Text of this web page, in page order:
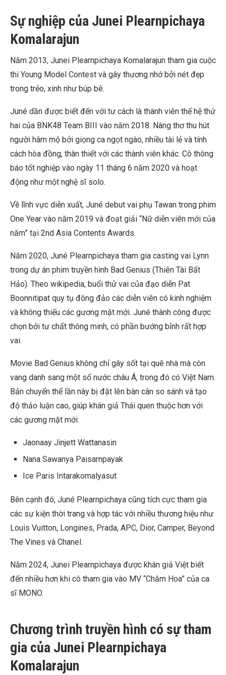
Sự nghiệp của Junei Plearnpichaya
Komalarajun
Năm 2013, Junei Plearnpichaya Komalarajun tham gia cuộc
thi Young Model Contest và gây thương nhớ bởi nét đẹp
trong trẻo, xinh như búp bê.
Juné dần được biết đến với tư cách là thành viên thế hệ thứ
hai của BNK48 Team BIII vào năm 2018. Nàng thơ thu hút
người hâm mộ bởi giọng ca ngọt ngào, nhiều tài lẻ và tính
cách hòa đồng, thân thiết với các thành viên khác. Cô thông
báo tốt nghiệp vào ngày 11 tháng 6 năm 2020 và hoạt
động như một nghệ sĩ solo.
Về lĩnh vực diễn xuất, Juné debut vai phụ Tawan trong phim
One Year vào năm 2019 và đoạt giải “Nữ diễn viên mới của
năm” tại 2nd Asia Contents Awards.
Năm 2020, Juné Plearnpichaya tham gia casting vai Lynn
trong dự án phim truyền hình Bad Genius (Thiên Tài Bất
Hảo). Theo wikipedia, buổi thử vai của đạo diễn Pat
Boonnitipat quy tụ đông đảo các diễn viên có kinh nghiệm
và không thiếu các gương mặt mới. Juné thành công được
chọn bởi tư chất thông minh, có phần bướng bỉnh rất hợp
vai.
Movie Bad Genius không chỉ gây sốt tại quê nhà mà còn
vang danh sang một số nước châu Á, trong đó có Việt Nam.
Bản chuyển thể lần này bị đặt lên bàn cân so sánh và tạo
độ thảo luận cao, giúp khán giả Thái quen thuộc hơn với
các gương mặt mới:
Jaonaay Jinjett Wattanasin
Nana Sawanya Paisarnpayak
Ice Paris Intarakomalyasut
Bên cạnh đó, Juné Plearnpichaya cũng tích cực tham gia
các sự kiện thời trang và hợp tác với nhiều thương hiệu như
Louis Vuitton, Longines, Prada, APC, Dior, Camper, Beyond
The Vines và Chanel.
Năm 2024, Junei Plearnpichaya được khán giả Việt biết
đến nhiều hơn khi cô tham gia vào MV “Chăm Hoa” của ca
sĩ MONO.
Chương trình truyền hình có sự tham
gia của Junei Plearnpichaya
Komalarajun